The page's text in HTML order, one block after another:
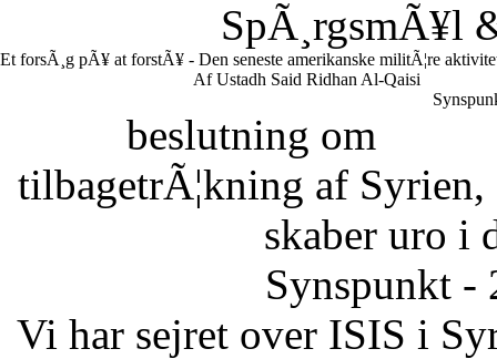
SpÃ¸rgsmÃ¥l
Et forsÃ¸g pÃ¥ at forstÃ¥ - Den seneste amerikanske militÃ¦re
Af Ustadh Said Ridhan Al-Qaisi
beslutning om
tilbagetrÃ¦kning af Syrien,
skaber uro i
Synspunkt -
Vi har sejret over ISIS i